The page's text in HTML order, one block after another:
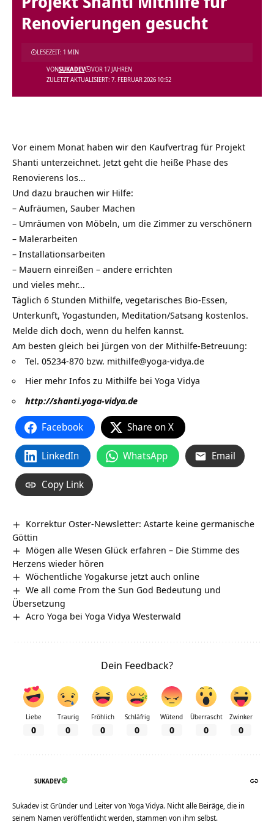
Renovierungen gesucht
ZULETZT AKTUALISIERT: 7. FEBRUAR 2026 10:52
VONSUKADEV VOR 17 JAHREN
LESEZEIT: 1 MIN
Vor einem Monat haben wir den Kaufvertrag für Projekt
Shanti unterzeichnet. Jetzt geht die heiße Phase des
Renovierens los…
Und dazu brauchen wir Hilfe:
– Aufräumen, Sauber Machen
– Umräumen von Möbeln, um die Zimmer zu verschönern
– Malerarbeiten
– Installationsarbeiten
– Mauern einreißen – andere errichten
und vieles mehr…
Täglich 6 Stunden Mithilfe, vegetarisches Bio-Essen,
Unterkunft, Yogastunden, Meditation/Satsang kostenlos.
Melde dich doch, wenn du helfen kannst.
Am besten gleich bei Jürgen von der Mithilfe-Betreuung:
Tel. 05234-870 bzw. mithilfe@yoga-vidya.de
Hier mehr Infos zu Mithilfe bei Yoga Vidya
http://shanti.yoga-vidya.de
Facebook Share on X
LinkedIn WhatsApp Email
Copy Link
Korrektur Oster-Newsletter: Astarte keine germanische
Göttin
Mögen alle Wesen Glück erfahren – Die Stimme des
Herzens wieder hören
Wöchentliche Yogakurse jetzt auch online
We all come From the Sun God Bedeutung und
Übersetzung
Acro Yoga bei Yoga Vidya Westerwald
Dein Feedback?
Liebe
0
Traurig
0
Fröhlich
0
Schläfrig
0
Wütend
0
Überrascht
0
Zwinker
0
SUKADEV
Sukadev ist Gründer und Leiter von Yoga Vidya. Nicht alle Beiräge, die in
seinem Namen veröffentlicht werden, stammen von ihm selbst.